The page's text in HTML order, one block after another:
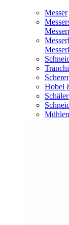
Messer
Hobel
Mühlen